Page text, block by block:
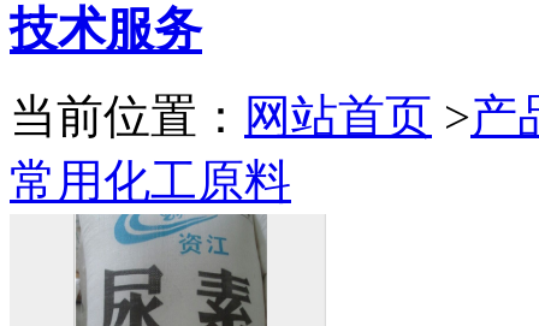
技术服务
当前位置： 网站首页 >产
常用化工原料